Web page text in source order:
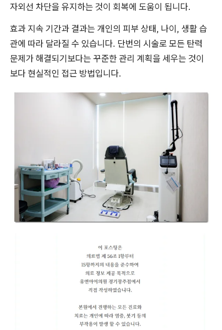
자외선 차단을 유지하는 것이 회복에 도움이 됩니다.
효과 지속 기간과 결과는 개인의 피부 상태, 나이, 생활 습
관에 따라 달라질 수 있습니다. 단번의 시술로 모든 탄력
문제가 해결되기보다는 꾸준한 관리 계획을 세우는 것이
보다 현실적인 접근 방법입니다.